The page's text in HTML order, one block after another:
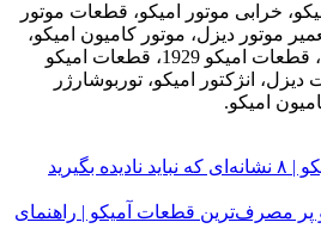
خرابی موتور امیکو، قطعات موتور
موتور دیزل، موتور کامیون امیکو،
نشانه خرابی موتور کامیون، قطعات امیکو 1929، قطعات امیکو
دیزل، انژکتور امیکو، توربوشارژر
امیکو.
پر مصرف‌ترین قطعات آمیکو | راهنمای